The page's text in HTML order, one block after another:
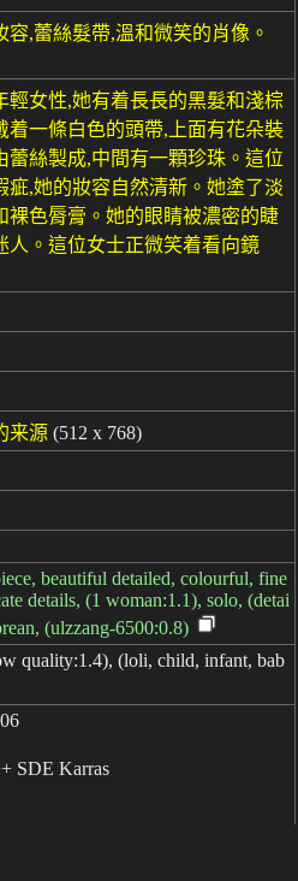
容,蕾絲髮帶,溫和微笑的肖像。
輕女性,她有着長長的黑髮和淺棕
着一條白色的頭帶,上面有花朵裝
蕾絲製成,中間有一顆珍珠。這位
疵,她的妝容自然清新。她塗了淡
裸色脣膏。她的眼睛被濃密的睫
人。這位女士正微笑着看向鏡
来源 (512 x 768)
beautiful detailed, colourful, fine
details, (1 woman:1.1), solo, (detai
(ulzzang-6500:0.8)
quality:1.4), (loli, child, infant, bab